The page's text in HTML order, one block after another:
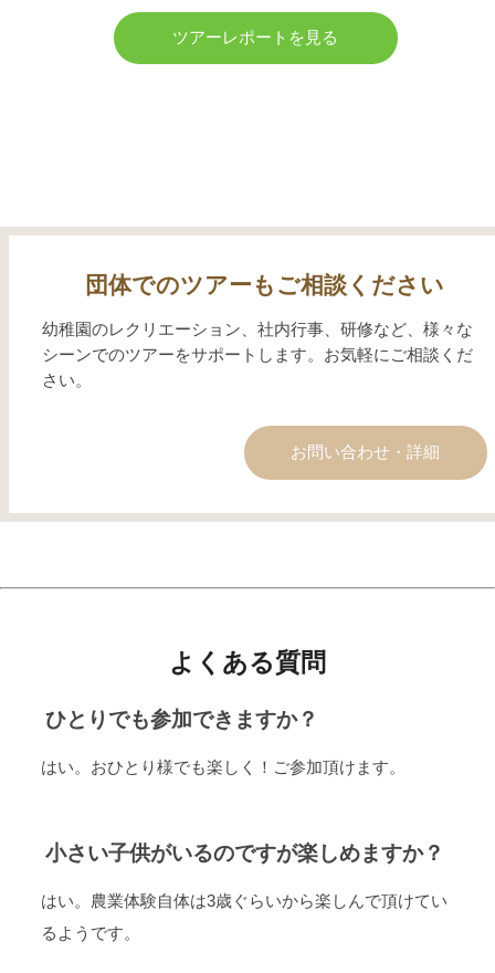
ツアーレポートを見る
団体でのツアーもご相談ください
幼稚園のレクリエーション、社内行事、研修など、様々な
シーンでのツアーをサポートします。お気軽にご相談くだ
さい。
お問い合わせ・詳細
よくある質問
ひとりでも参加できますか？
はい。おひとり様でも楽しく！ご参加頂けます。
小さい子供がいるのですが楽しめますか？
はい。農業体験自体は3歳ぐらいから楽しんで頂けてい
るようです。